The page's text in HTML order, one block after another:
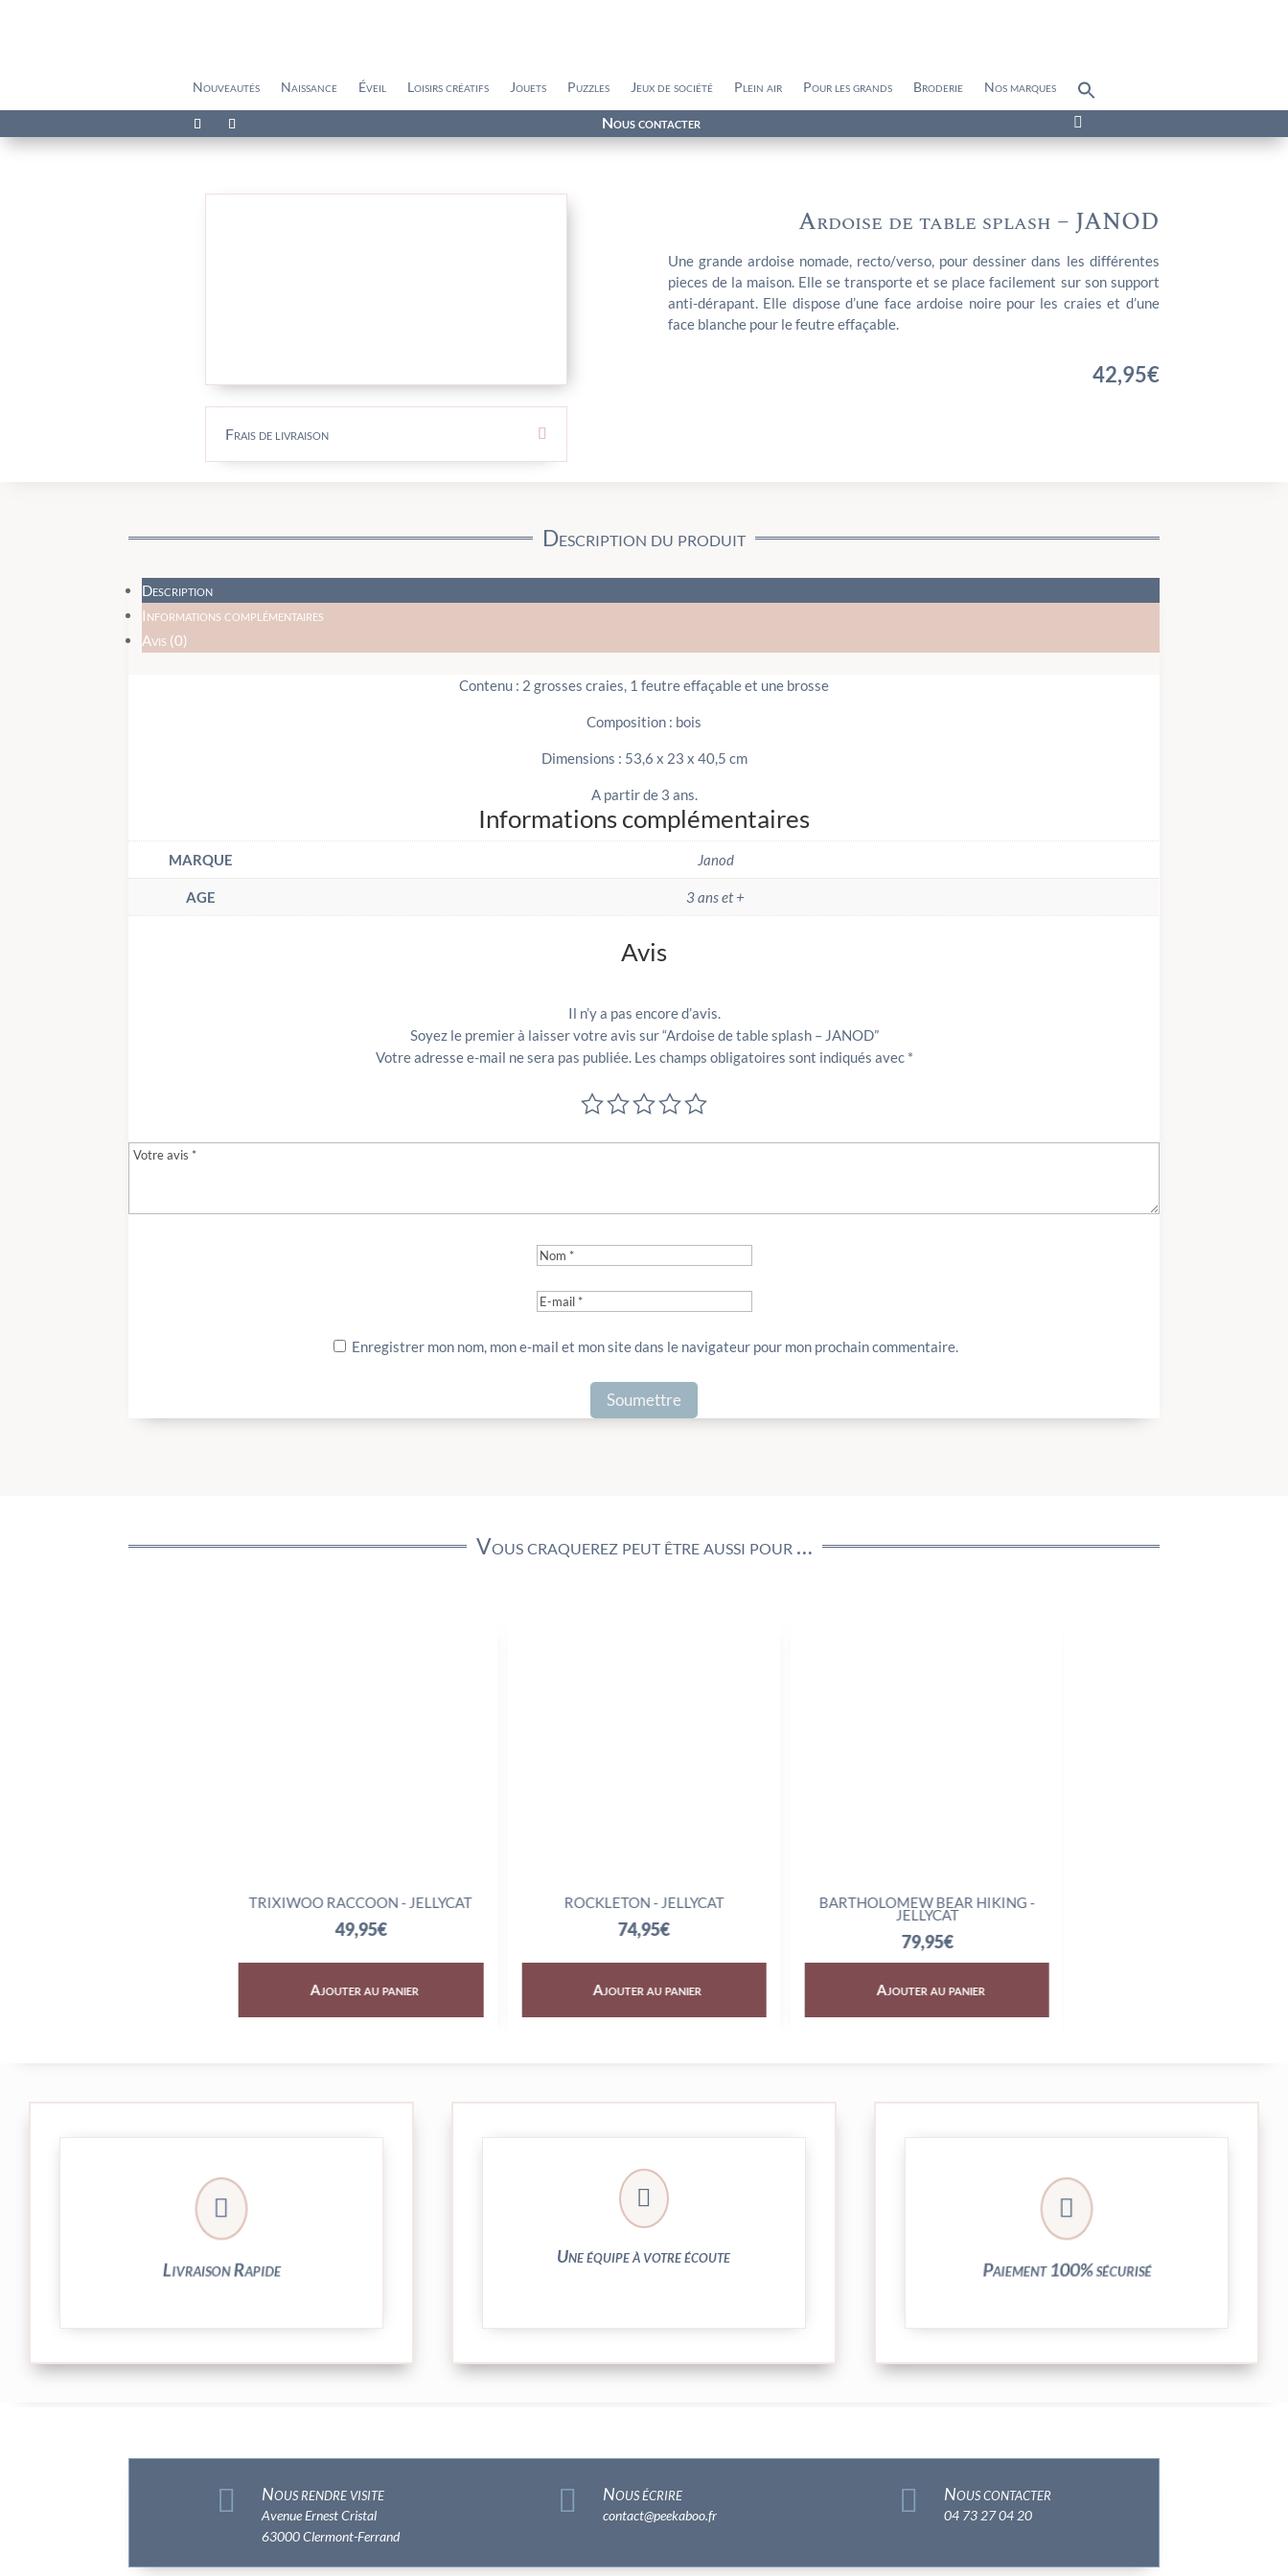
Nouveautés Naissance Éveil Loisirs créatifs Jouets Puzzles Jeux de société Plein air Pour les grands Broderie Nos marques
for:
Nous contacter 
Frais de livraison
Ardoise de table splash – JANOD
Une grande ardoise nomade, recto/verso, pour dessiner dans les différentes
pieces de la maison. Elle se transporte et se place facilement sur son support
anti-dérapant. Elle dispose d’une face ardoise noire pour les craies et d’une
face blanche pour le feutre effaçable.
42,95€
Description du produit
Description
Informations complémentaires
Avis (0)
Contenu : 2 grosses craies, 1 feutre effaçable et une brosse
Composition : bois
Dimensions : 53,6 x 23 x 40,5 cm
A partir de 3 ans.
Informations complémentaires
MARQUE Janod
AGE 3 ans et +
Avis
Il n’y a pas encore d’avis.
Soyez le premier à laisser votre avis sur “Ardoise de table splash – JANOD”
Votre adresse e-mail ne sera pas publiée. Les champs obligatoires sont indiqués avec *
Enregistrer mon nom, mon e-mail et mon site dans le navigateur pour mon prochain commentaire.
Vous craquerez peut être aussi pour …
TRIXIWOO RACCOON - JELLYCAT
Ajouter au panier
ROCKLETON - JELLYCAT
Ajouter au panier
BARTHOLOMEW BEAR HIKING -
JELLYCAT
Ajouter au panier

Livraison Rapide
Votre commande est expédiée sous 24/48h
et livrée par Colissimo. 
Une équipe à votre écoute
N’hésitez pas à nous solliciter
► 04 73 27 04 20
► contact@peekaboo.fr

Paiement 100% sécurisé
Vos transactions par carte bancaire sont
entièrement sécurisées grâce au système
crypté de notre partenaire PayPlug.
 Nous rendre visite
Avenue Ernest Cristal
63000 Clermont-Ferrand
 Nous écrire
contact@peekaboo.fr  Nous contacter
04 73 27 04 20